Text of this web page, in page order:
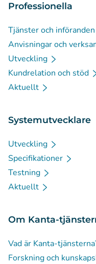
Professionella
Tjänster och införanden
Anvisningar och
Utveckling
Kundrelation och stöd
Aktuellt
Systemutvecklare
Utveckling
Specifikationer
Testning
Aktuellt
Om Kanta-
Vad är Kanta-
Forskning och